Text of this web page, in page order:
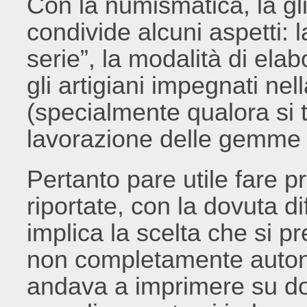
condivide alcuni aspetti:
serie”, la modalità di
gli artigiani impegnati
(specialmente qualora si
lavorazione delle
Pertanto pare utile fare
riportate, con la dovuta
implica la scelta che si
non completamente
andava a imprimere su